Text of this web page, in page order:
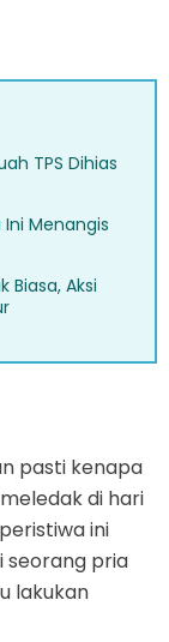
TPS Dihias
Menangis
Biasa, Aksi
pasti kenapa
di hari
ini
seorang pria
lakukan